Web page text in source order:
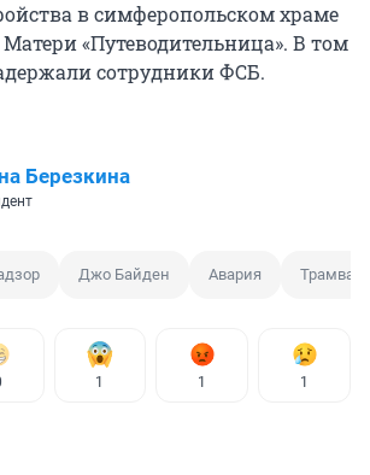
в симферопольском храме
«Путеводительница». В том
сотрудники ФСБ.
Березкина
Джо Байден Авария Трамвай
1 1 1